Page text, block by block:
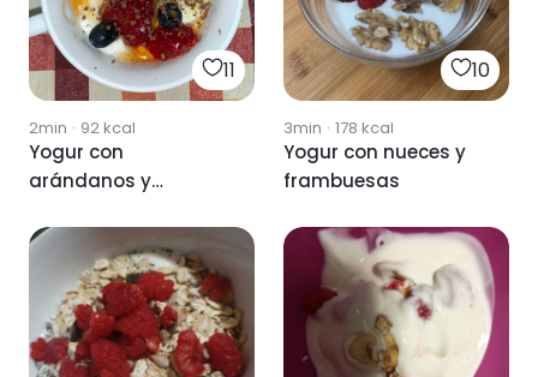
11
2min · 92kcal
Yogur con
arándanos y
10
3min · 178 kcal
Yogur con nueces y
frambuesas